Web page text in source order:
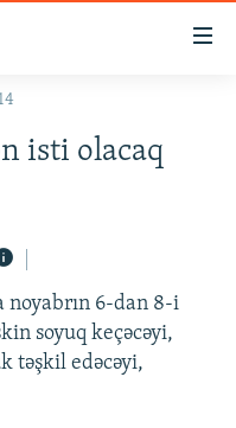
isti olacaq
noyabrın 6-dan 8-i
soyuq keçəcəyi,
təşkil edəcəyi,